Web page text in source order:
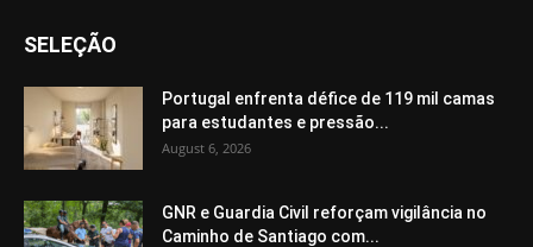
SELEÇÃO
Portugal enfrenta défice de 119 mil camas
para estudantes e pressão...
August 6, 2026
GNR e Guardia Civil reforçam vigilância no
Caminho de Santiago com...